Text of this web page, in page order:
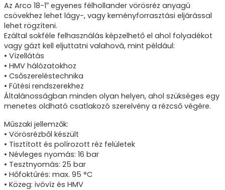
Az Arco 18-1″ egyenes félhollander vörösréz anyagú
csövekhez lehet lágy-, vagy keményforrasztási eljárással
lehet rögzíteni.
Ezáltal sokféle felhasználás képzelhető el ahol folyadékot
vagy gázt kell eljuttatni valahová, mint például:
• Vízellátás
• HMV hálózatokhoz
• Csőszereléstechnika
• Fűtési rendszerekhez
Általánosságban minden olyan helyen, ahol szükséges egy
menetes oldható csatlakozó szerelvény a rézcső végére.
Műszaki jellemzők:
• Vörösrézből készült
• Tisztított és polírozott réz felületek
• Névleges nyomás: 16 bar
• Tesztnyomás: 25 bar
• Hőfoktűrés: max. 95 °C
• Közeg: ivóvíz és HMV